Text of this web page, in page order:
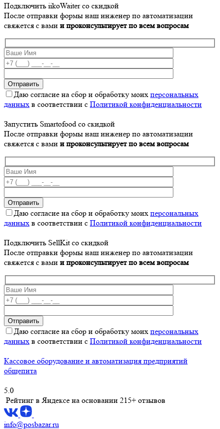
Подключить iikoWaiter со скидкой
После отправки формы наш инженер по автоматизации
свяжется с вами и проконсультирует по всем вопросам
Даю согласие на сбор и обработку моих персональных
данных в соответствии с Политикой конфиденциальности
Запустить Smartofood со скидкой
После отправки формы наш инженер по автоматизации
свяжется с вами и проконсультирует по всем вопросам
Даю согласие на сбор и обработку моих персональных
данных в соответствии с Политикой конфиденциальности
Подключить SellKit со скидкой
После отправки формы наш инженер по автоматизации
свяжется с вами и проконсультирует по всем вопросам
Даю согласие на сбор и обработку моих персональных
данных в соответствии с Политикой конфиденциальности
Кассовое оборудование и автоматизация предприятий
общепита
5.0
Рейтинг в Яндексе на основании 215+ отзывов
info@posbazar.ru